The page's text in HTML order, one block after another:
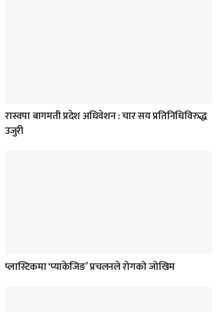
रास्वपा बागमती प्रदेश अधिवेशन : चार सय प्रतिनिधिविरुद्ध
उजुरी
प्लास्टिकमा ‘प्याकेजिङ’ प्रचलनले रोगको जोखिम